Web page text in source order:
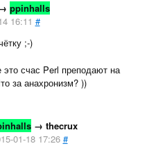
ppinhalls
16:11 #
;-)
это счас Perl преподают на
за анахронизм? ))
→ thecrux
01-18 17:26 #